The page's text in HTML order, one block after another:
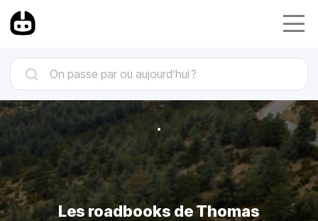
Les roadbooks de Thomas